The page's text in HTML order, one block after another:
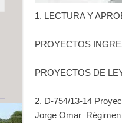
1. LECTURA Y
PROYECTOS
PROYECTOS DE
2. D-754/13-14
Jorge Omar Régimen